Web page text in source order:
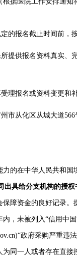
定的报名截止时间前
所提供报名资料真实
受理报名或资料变更和
市从化区从城大道
的在中华人民共和国
具给分支机构的授权
障资金的良好记录。
，未被列入“信用中
政府采购严重违
同一人或者存在直接